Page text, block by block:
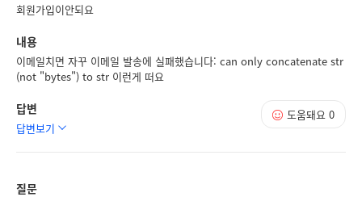
회원가입이안되요
내용
이메일치면 자꾸 이메일 발송에 실패했습니다: can only concatenate str
(not "bytes") to str 이런게 떠요
도움돼요 0
답변
답변보기
질문